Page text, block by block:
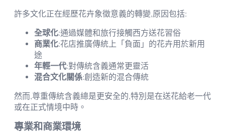
許多文化正在經歷花卉象徵意義的轉變,原因包括:
全球化:通過媒體和旅行接觸西方送花習俗
商業化:花店推廣傳統上「負面」的花卉用於新用
途
年輕一代:對傳統含義通常更靈活
混合文化關係:創造新的混合傳統
然而,尊重傳統含義總是更安全的,特別是在送花給老一代
或在正式情境中時。
專業和商業環境